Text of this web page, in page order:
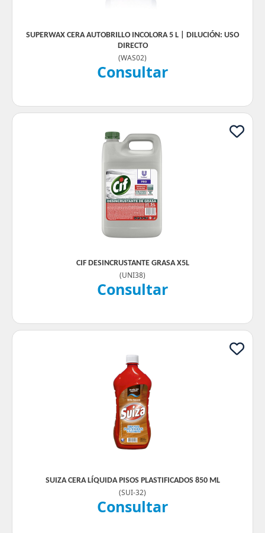
SUPERWAX CERA AUTOBRILLO INCOLORA 5 L | DILUCIÓN: USO
DIRECTO
(WAS02)
Consultar
CIF DESINCRUSTANTE GRASA X5L
(UNI38)
Consultar
SUIZA CERA LÍQUIDA PISOS PLASTIFICADOS 850 ML
(SUI-32)
Consultar